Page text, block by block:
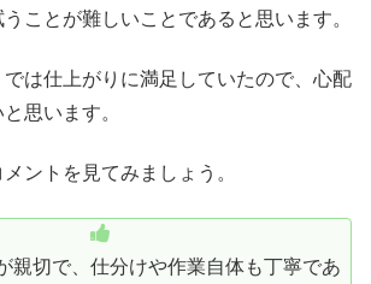
ことが難しいことであると思います。
は仕上がりに満足していたので、心配
思います。
ントを見てみましょう。
親切で、仕分けや作業自体も丁寧であ